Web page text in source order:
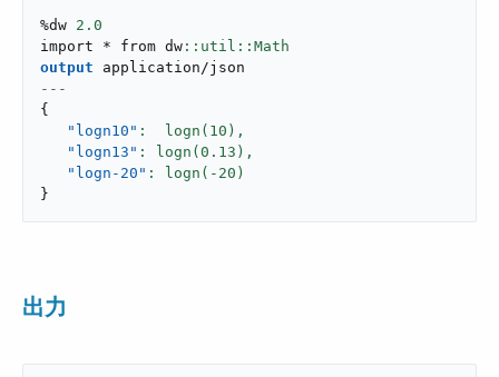
%dw 2.0
import * from dw
output
application/json
---
{
"logn10" :  logn( 10 ),
"logn13" : logn( 0.13 ),
"logn-20" : logn(- 20
}
出力